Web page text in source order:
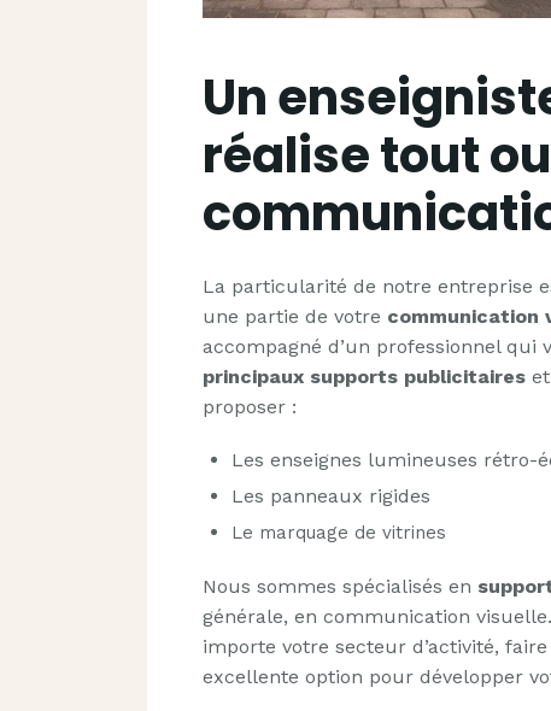
Un
réalise tout
La particularité de notre entreprise
une partie de votre communication
accompagné d’un professionnel qui
principaux supports publicitaires
proposer :
Les enseignes lumineuses rétro-
Les panneaux rigides
Le marquage de vitrines
Nous sommes spécialisés en
générale, en communication
importe votre secteur d’activité,
excellente option pour développer